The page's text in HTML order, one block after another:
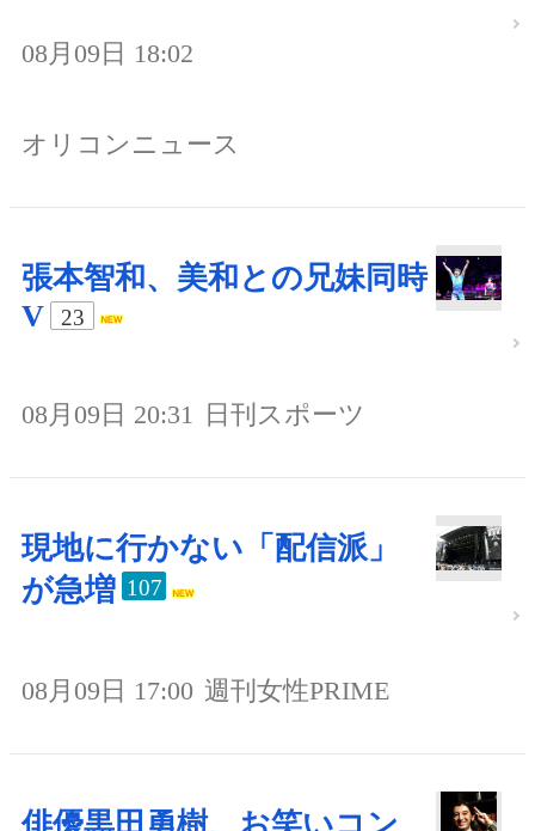
08月09日 18:02
オリコンニュース
張本智和、美和との兄妹同時
V
23
08月09日 20:31 日刊スポーツ
現地に行かない「配信派」
が急増 107
08月09日 17:00 週刊女性PRIME
俳優黒田勇樹、お笑いコン